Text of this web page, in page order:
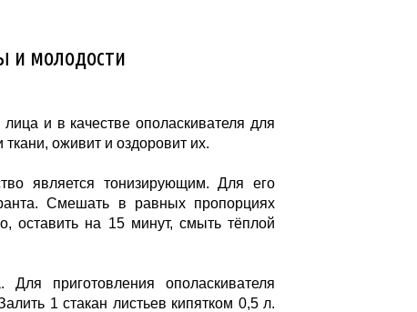
и молодости
и в качестве ополаскивателя для
оживит и оздоровит их.
является тонизирующим. Для его
Смешать в равных пропорциях
оставить на 15 минут, смыть тёплой
приготовления ополаскивателя
1 стакан листьев кипятком 0,5 л.